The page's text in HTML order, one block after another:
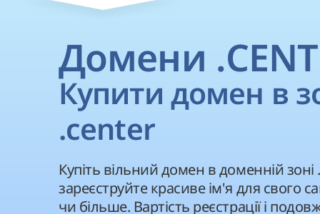
Домени
Купити домен в
.center
Купіть вільний домен в доменній зоні
зареєструйте красиве ім'я для свого
чи більше. Вартість реєстрації і